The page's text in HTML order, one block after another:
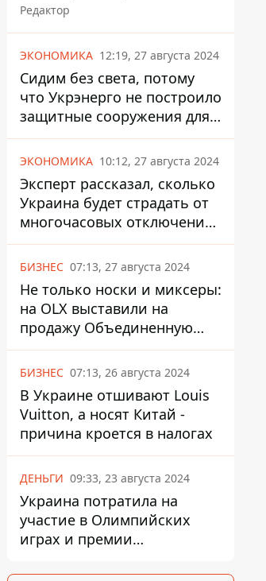
Редактор
ЭКОНОМИКА 12:19, 27 августа 2024
Сидим без света, потому
что Укрэнерго не построило
защитные сооружения для
энергетики - нардеп
Кучеренко
ЭКОНОМИКА 10:12, 27 августа 2024
Эксперт рассказал, сколько
Украина будет страдать от
многочасовых отключений
света
БИЗНЕС 07:13, 27 августа 2024
Не только носки и миксеры:
на OLX выставили на
продажу Объединенную
Горно-Химическую
Компанию за многие
миллиарды
БИЗНЕС 07:13, 26 августа 2024
В Украине отшивают Louis
Vuitton, а носят Китай -
причина кроется в налогах
ДЕНЬГИ 09:33, 23 августа 2024
Украина потратила на
участие в Олимпийских
играх и премии